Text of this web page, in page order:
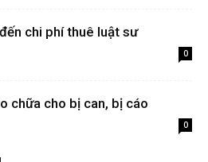
chi phí thuê luật sư
0
chữa cho bị can, bị cáo
0